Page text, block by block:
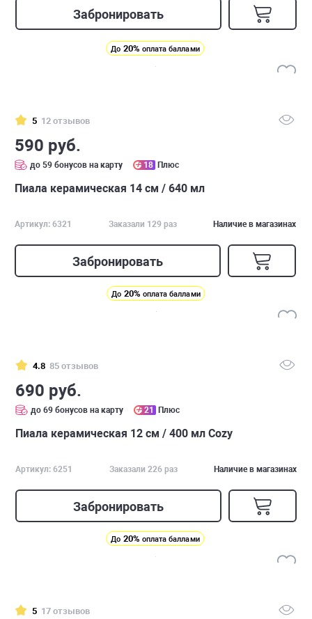
Забронировать
До 20% оплата баллами
5 12 отзывов
590 руб.
до 59 бонусов на карту 18 Плюс
Пиала керамическая 14 см / 640 мл
Артикул: 6321 Заказали 129 раз Наличие в магазинах
Забронировать
До 20% оплата баллами
4.8 85 отзывов
690 руб.
до 69 бонусов на карту 21 Плюс
Пиала керамическая 12 см / 400 мл Cozy
Артикул: 6251 Заказали 226 раз Наличие в магазинах
Забронировать
До 20% оплата баллами
5 17 отзывов